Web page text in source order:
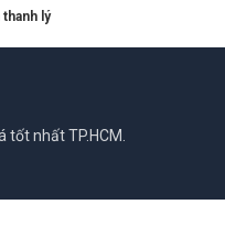
thanh lý
nhất TP.HCM.